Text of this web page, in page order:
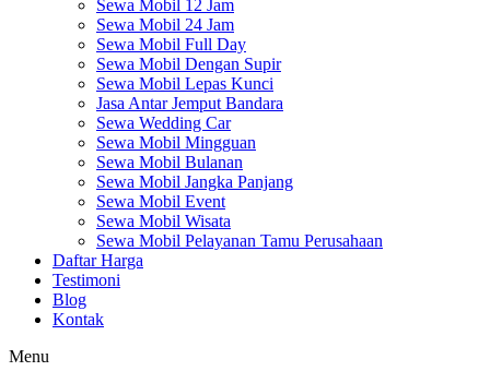
Sewa Mobil 12 Jam
Sewa Mobil 24 Jam
Sewa Mobil Full Day
Sewa Mobil Dengan Supir
Sewa Mobil Lepas Kunci
Jasa Antar Jemput Bandara
Sewa Wedding Car
Sewa Mobil Mingguan
Sewa Mobil Bulanan
Sewa Mobil Jangka Panjang
Sewa Mobil Event
Sewa Mobil Wisata
Sewa Mobil Pelayanan Tamu Perusahaan
Daftar Harga
Testimoni
Blog
Kontak
Menu